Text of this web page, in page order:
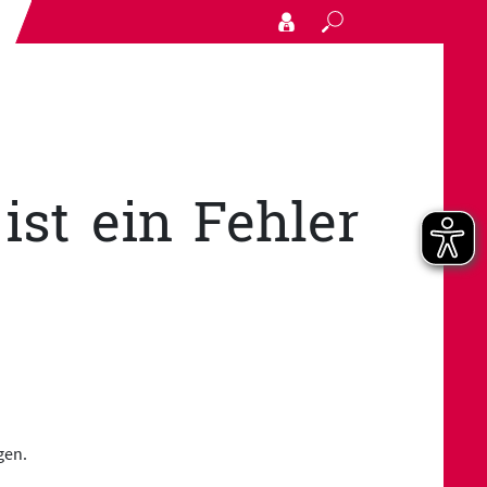
ein Fehler